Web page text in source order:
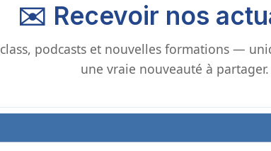
✉️ Recevoir nos
podcasts et nouvelles formations —
une vraie nouveauté à partager.